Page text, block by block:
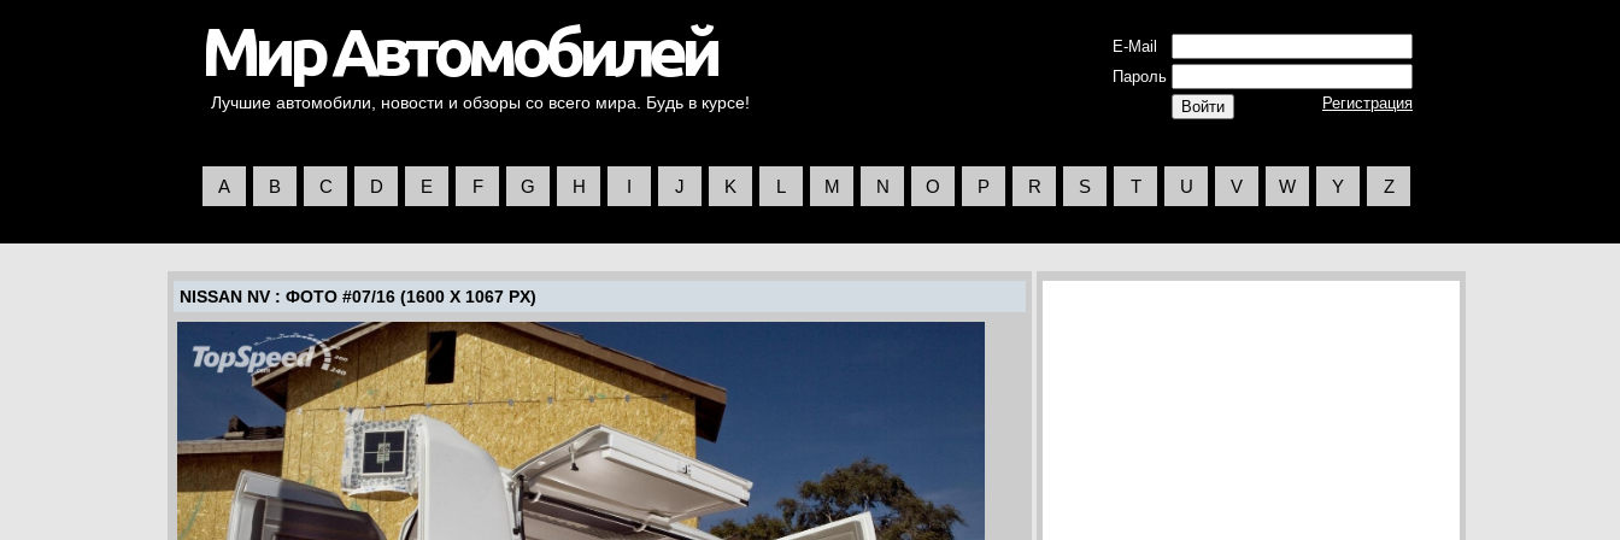
Лучшие автомобили, новости и обзоры со всего мира. Будь в курсе!
E-Mail
Пароль
Регистрация
A B C D E F G H I J K L M N O P R S T U V W Y Z
NISSAN NV: ФОТО #07/16 (1600 X 1067 PX)